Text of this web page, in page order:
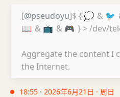
[@pseudoyu]$ { 💭 & 🐦
📖 & 📺 & 🎮 } > /dev/
Aggregate the content I
the Internet.
18:55 · 2026年6月21日 · 周日